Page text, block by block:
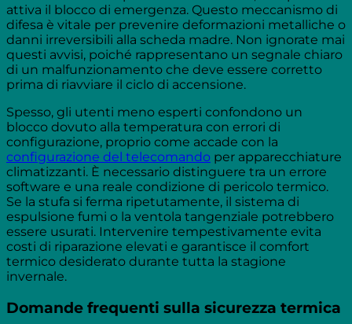
attiva il blocco di emergenza. Questo meccanismo di
difesa è vitale per prevenire deformazioni metalliche o
danni irreversibili alla scheda madre. Non ignorate mai
questi avvisi, poiché rappresentano un segnale chiaro
di un malfunzionamento che deve essere corretto
prima di riavviare il ciclo di accensione.
Spesso, gli utenti meno esperti confondono un
blocco dovuto alla temperatura con errori di
configurazione, proprio come accade con la
configurazione del telecomando per apparecchiature
climatizzanti. È necessario distinguere tra un errore
software e una reale condizione di pericolo termico.
Se la stufa si ferma ripetutamente, il sistema di
espulsione fumi o la ventola tangenziale potrebbero
essere usurati. Intervenire tempestivamente evita
costi di riparazione elevati e garantisce il comfort
termico desiderato durante tutta la stagione
invernale.
Domande frequenti sulla sicurezza termica